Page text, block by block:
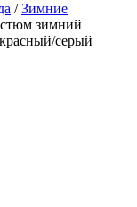
/Зимние
зимний
серый